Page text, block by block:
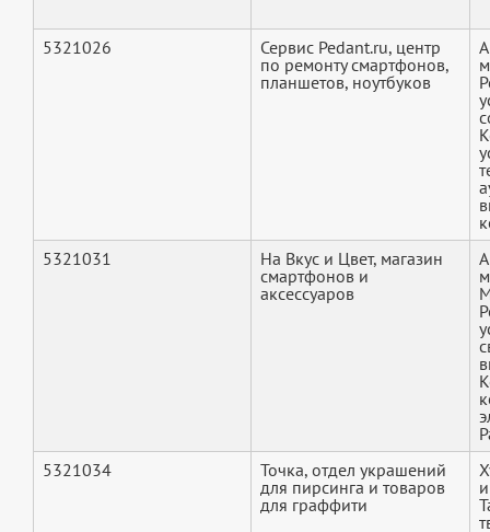
5321026
Сервис Pedant.ru, центр
по ремонту смартфонов,
планшетов, ноутбуков
5321031
На Вкус и Цвет, магазин
смартфонов и
аксессуаров
5321034
Точка, отдел украшений
для пирсинга и товаров
для граффити